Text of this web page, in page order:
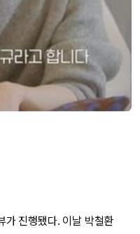
진행됐다. 이날 박철환